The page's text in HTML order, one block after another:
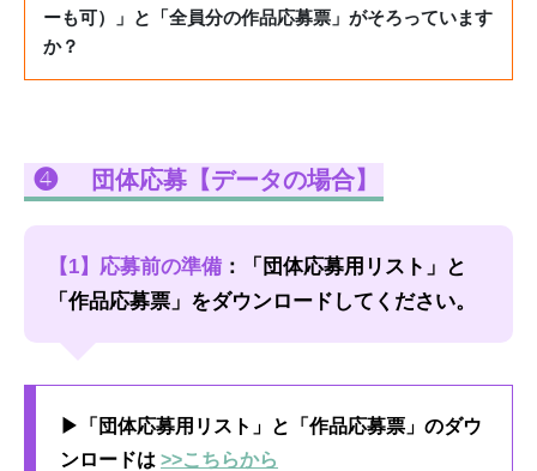
ーも可）」と「全員分の作品応募票」がそろっています
か？
❹ 団体応募【データの場合】
【1】応募前の準備 ：「団体応募用リスト」と
「作品応募票」をダウンロードしてください。
▶「団体応募用リスト」と「作品応募票」のダウ
ンロードは >>こちらから